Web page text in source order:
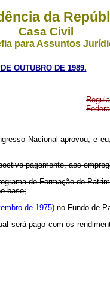
da
Casa Civil
para Assuntos
OUTUBRO DE 1989.
Nacional aprovou, e
pagamento, aos
de Formação do
base;
de 1975)no Fundo de
será pago com os